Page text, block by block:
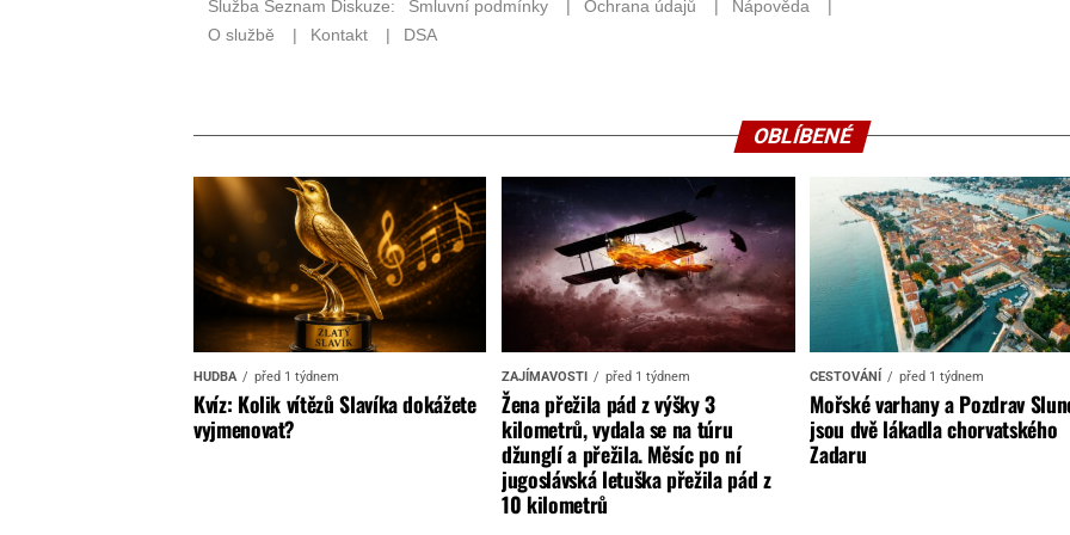
OBLÍBENÉ
HUDBA před 1 týdnem
Kvíz: Kolik vítězů Slavíka dokážete
vyjmenovat?
ZAJÍMAVOSTI před 1 týdnem
Žena přežila pád z výšky 3
kilometrů, vydala se na túru
džunglí a přežila. Měsíc po ní
jugoslávská letuška přežila pád z
10 kilometrů
CESTOVÁNÍ před 1 týdnem
Mořské varhany a Pozdrav
jsou dvě lákadla chorvatského
Zadaru